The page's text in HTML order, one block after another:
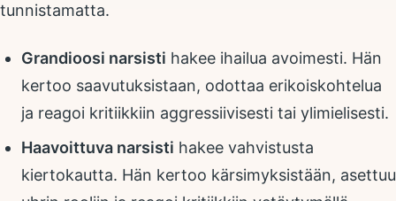
tunnistamatta.
Grandioosi narsisti hakee ihailua avoimesti. Hän
kertoo saavutuksistaan, odottaa erikoiskohtelua
ja reagoi kritiikkiin aggressiivisesti tai ylimielisesti.
Haavoittuva narsisti hakee vahvistusta
kiertokautta. Hän kertoo kärsimyksistään, asettuu